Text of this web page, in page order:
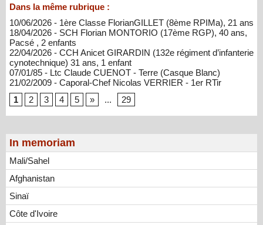
In memoriam
Mali/Sahel
Afghanistan
Sinaï
Côte d'Ivoire
Dans la même rubrique :
10/06/2026 - 1ère Classe FlorianGILLET (8ème RPIMa), 21 ans
18/04/2026 - SCH Florian MONTORIO (17ème RGP), 40 ans,
Pacsé , 2 enfants
22/04/2026 - CCH Anicet GIRARDIN (132e régiment d’infanterie
cynotechnique) 31 ans, 1 enfant
07/01/85 - Ltc Claude CUENOT - Terre (Casque Blanc)
21/02/2009 - Caporal-Chef Nicolas VERRIER - 1er RTir
1
2 3 4 5 » ... 29